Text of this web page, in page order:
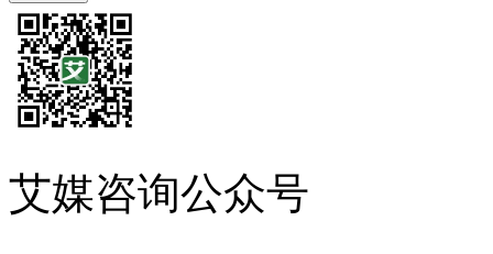
艾媒咨询公众号